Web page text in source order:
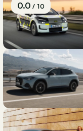
0.0/ 10